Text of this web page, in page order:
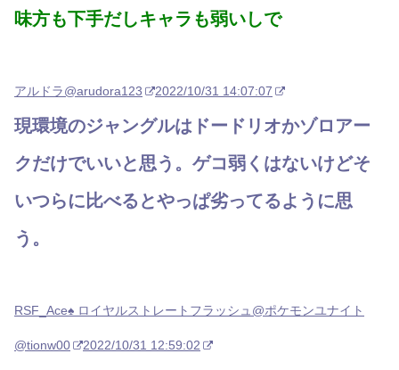
味方も下手だしキャラも弱いしで
アルドラ@arudora123 2022/10/31 14:07:07
現環境のジャングルはドードリオかゾロアー
クだけでいいと思う。ゲコ弱くはないけどそ
いつらに比べるとやっぱ劣ってるように思
う。
RSF_Ace♠️ ロイヤルストレートフラッシュ@ポケモンユナイト
@tionw00 2022/10/31 12:59:02